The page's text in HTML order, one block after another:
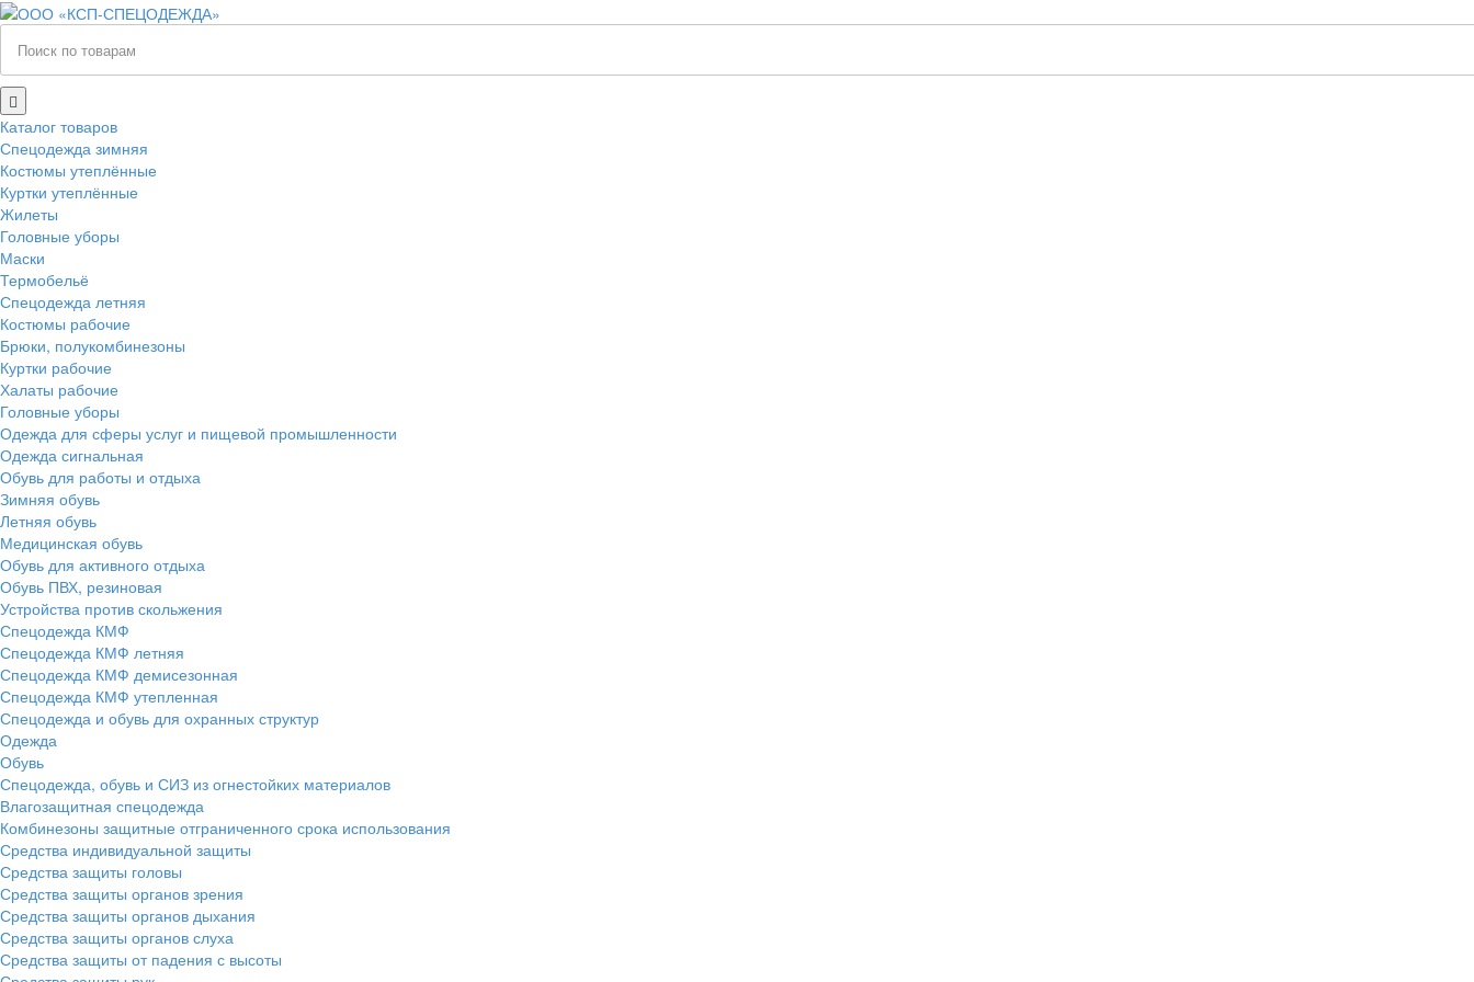
Каталог товаров
Спецодежда зимняя
Костюмы утеплённые
Куртки утеплённые
Жилеты
Головные уборы
Маски
Термобельё
Спецодежда летняя
Костюмы рабочие
Брюки, полукомбинезоны
Куртки рабочие
Халаты рабочие
Головные уборы
Одежда для сферы услуг и пищевой промышленности
Одежда сигнальная
Обувь для работы и отдыха
Зимняя обувь
Летняя обувь
Медицинская обувь
Обувь для активного отдыха
Обувь ПВХ, резиновая
Устройства против скольжения
Спецодежда КМФ
Спецодежда КМФ летняя
Спецодежда КМФ демисезонная
Спецодежда КМФ утепленная
Спецодежда и обувь для охранных структур
Одежда
Обувь
Спецодежда, обувь и СИЗ из огнестойких материалов
Влагозащитная спецодежда
Комбинезоны защитные отграниченного срока использования
Средства индивидуальной защиты
Средства защиты головы
Средства защиты органов зрения
Средства защиты органов дыхания
Средства защиты органов слуха
Средства защиты от падения с высоты